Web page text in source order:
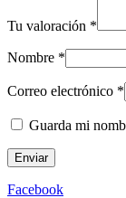
Tu valoración *
Nombre *
Correo electrónico *
Guarda mi
Facebook